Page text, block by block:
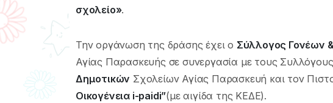
σχολείο».
Την οργάνωση της δράσης έχει ο Σύλλογος Γονέων
Αγίας Παρασκευής σε συνεργασία με τους
Δημοτικών Σχολείων Αγίας Παρασκευή και τον
Οικογένεια i-paidi”(με αιγίδα της ΚΕΔΕ).